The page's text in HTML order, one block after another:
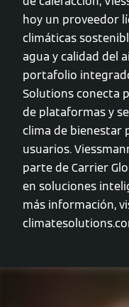
hoy un proveedor
climáticas
agua y calidad del
portafolio
Solutions conecta
de plataformas y
clima de bienestar
usuarios.
parte de Carrier
en soluciones
más información,